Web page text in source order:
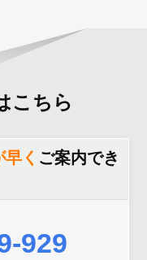
こちら
く ご案内でき
929